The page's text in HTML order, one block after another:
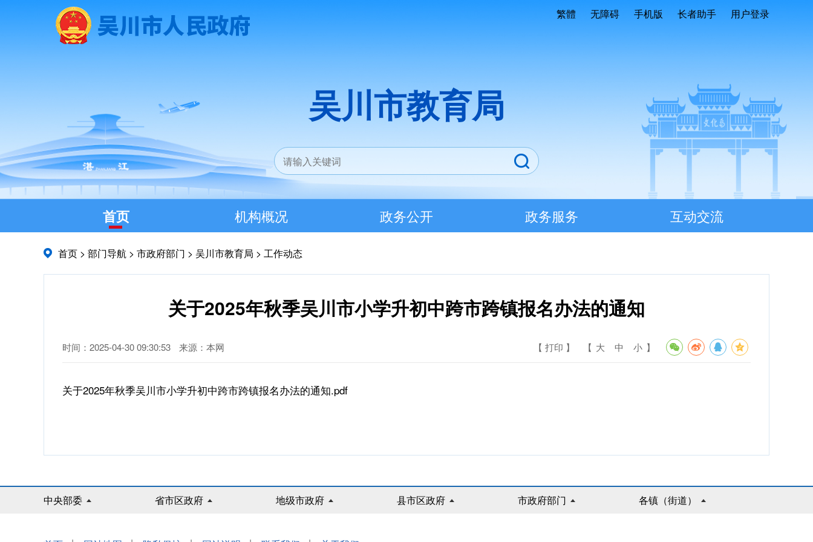
繁體 无障碍 手机版 长者助手 用户登录
吴川市教育局
首页 机构概况 政务公开 政务服务 互动交流
首页 > 部门导航 > 市政府部门 > 吴川市教育局 > 工作动态
关于2025年秋季吴川市小学升初中跨市跨镇报名办法的通知
时间：2025-04-30 09:30:53 来源：本网 【 打印 】 【 大 中 小 】
关于2025年秋季吴川市小学升初中跨市跨镇报名办法的通知.pdf
中央部委 省市区政府 地级市政府 县市区政府 市政府部门 各镇（街道）